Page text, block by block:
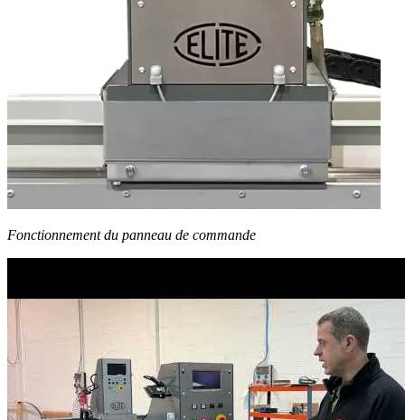
Fonctionnement du panneau de commande